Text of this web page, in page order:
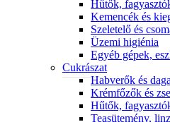
Hűtők,
Kemencék és
Szeletelő és
Üzemi higiénia
Egyéb gépek,
Cukrászat
Habverők és
Krémfőzők és
Hűtők,
Teasütemény,